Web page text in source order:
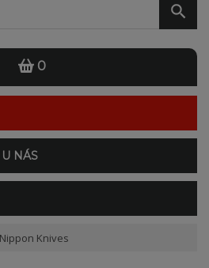
0
NÁS
Knives